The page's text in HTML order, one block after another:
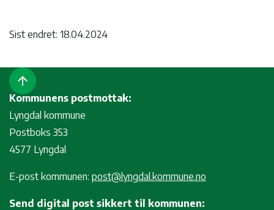
Sist endret: 18.04.2024
arrow_upward
Kommunens postmottak:
Lyngdal kommune
Postboks 353
4577 Lyngdal
E-post kommunen: post@lyngdal.kommune.no
Send digital post sikkert til kommunen: